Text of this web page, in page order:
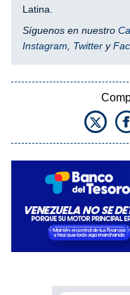
Latina.
Síguenos en nuestro
Instagram
Twitter y